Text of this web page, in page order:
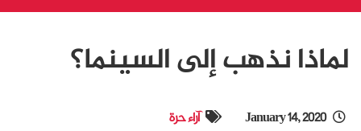
لماذا نذهب إلى السينما؟
January 14, 2020 آراء حرة